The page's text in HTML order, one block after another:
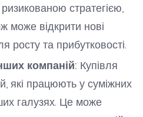
стратегією,
може відкрити нові
росту та прибутковості.
компаній: Купівля
які працюють у суміжних
галузях. Це може